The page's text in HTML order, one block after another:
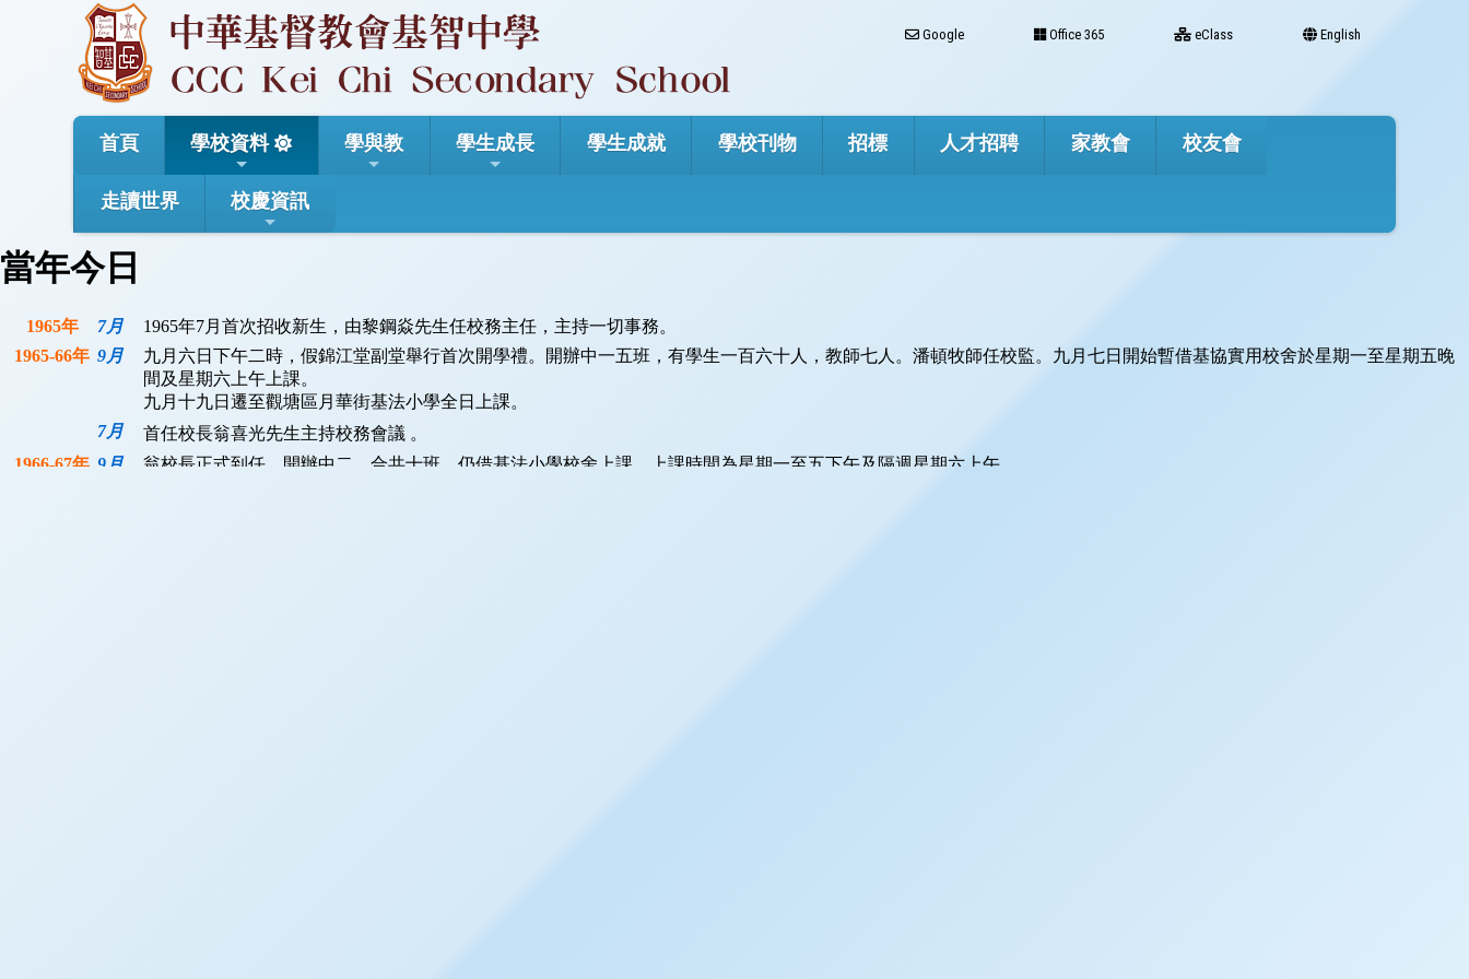
Google Office 365 eClass English
首頁 學校資料 學與教 學生成長 學生成就 學校刊物 招標 人才招聘 家教會 校友會
走讀世界 校慶資訊
當年今日